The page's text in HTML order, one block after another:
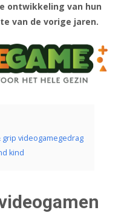
ontwikkeling van hun
van de vorige jaren.
videogamegedrag
kind